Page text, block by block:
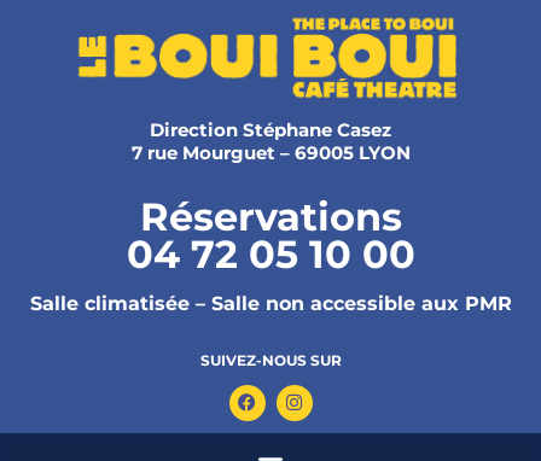
Direction Stéphane Casez
7 rue Mourguet – 69005 LYON
Réservations
04 72 05 10 00
Salle climatisée – Salle non accessible aux PMR
SUIVEZ-NOUS SUR